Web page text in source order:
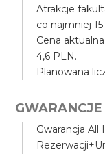
Atrakcje
co najmniej
Cena
4,6 PLN.
Planowana
GWARANCJE
Gwarancja All